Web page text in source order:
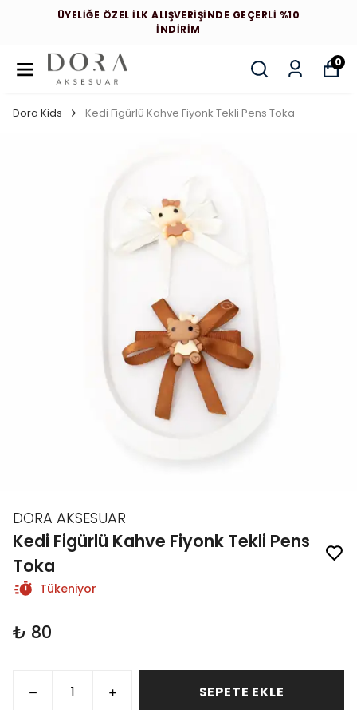
ÜYELİĞE ÖZEL İLK ALIŞVERİŞİNDE GEÇERLİ %10
İNDİRİM
0
Dora Kids Kedi Figürlü Kahve Fiyonk Tekli Pens Toka
DORA AKSESUAR
Kedi Figürlü Kahve Fiyonk Tekli Pens
Toka
Tükeniyor
₺ 80
SEPETE EKLE